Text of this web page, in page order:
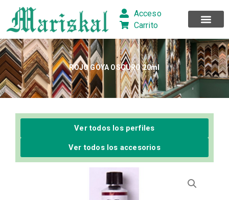
contenido
Acceso
Carrito
ROJO GOYA OSCURO 20ml
Ver todos los perfiles
Ver todos los accesorios